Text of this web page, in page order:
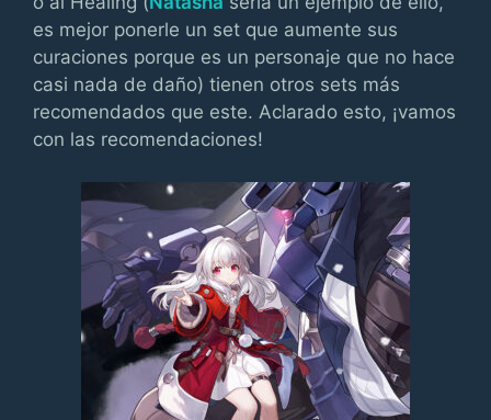
es mejor ponerle un set que aumente sus
curaciones porque es un personaje que no hace
casi nada de daño) tienen otros sets más
recomendados que este. Aclarado esto, ¡vamos
con las recomendaciones!